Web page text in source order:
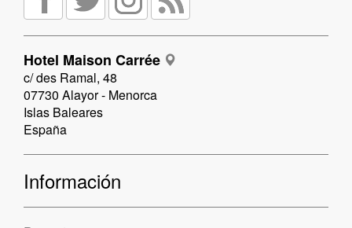
Hotel Maison Carrée
c/ des Ramal, 48
07730 Alayor - Menorca
Islas Baleares
España
Información